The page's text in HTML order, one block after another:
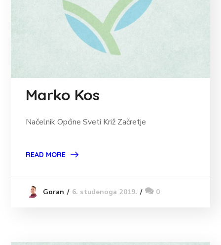
Marko Kos
Načelnik Općine Sveti Križ Začretje
READ MORE
Goran 6. studenoga 2019. 0